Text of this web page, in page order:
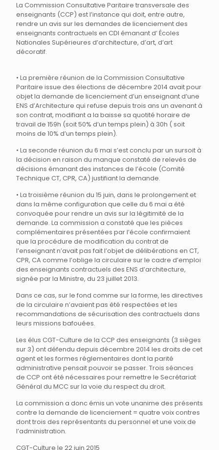
La Commission Consultative Paritaire transversale des
enseignants (CCP) est l’instance qui doit, entre autre,
rendre un avis sur les demandes de licenciement des
enseignants contractuels en CDI émanant d’ Écoles
Nationales Supérieures d’architecture, d’art, d’art
décoratif.
• La première réunion de la Commission Consultative
Paritaire issue des élections de décembre 2014 avait pour
objet la demande de licenciement d’un enseignant d’une
ENS d’Architecture qui refuse depuis trois ans un avenant à
son contrat, modifiant a la baisse sa quotité horaire de
travail de 159h (soit 50% d’un temps plein) à 30h ( soit
moins de 10% d’un temps plein).
• La seconde réunion du 6 mai s’est conclu par un sursoit à
la décision en raison du manque constaté de relevés de
décisions émanant des instances de l’école (Comité
Technique CT, CPR, CA) justifiant la demande.
• La troisième réunion du 15 juin, dans le prolongement et
dans la même configuration que celle du 6 mai a été
convoquée pour rendre un avis sur la légitimité de la
demande. La commission a constaté que les pièces
complémentaires présentées par l’école confirmaient
que la procédure de modification du contrat de
l’enseignant n’avait pas fait l’objet de délibérations en CT,
CPR, CA comme l’oblige la circulaire sur le cadre d’emploi
des enseignants contractuels des ENS d’architecture,
signée par la Ministre, du 23 juillet 2013.
Dans ce cas, sur le fond comme sur la forme, les directives
de la circulaire n’avaient pas été respectées et les
recommandations de sécurisation des contractuels dans
leurs missions bafouées.
Les élus CGT-Culture de la CCP des enseignants (3 sièges
sur 3) ont défendu depuis décembre 2014 les droits de cet
agent et les formes réglementaires dont la parité
administrative pensait pouvoir se passer. Trois séances
de CCP ont été nécessaires pour remettre le Secrétariat
Général du MCC sur la voie du respect du droit.
La commission a donc émis un vote unanime des présents
contre la demande de licenciement = quatre voix contres
dont trois des représentants du personnel et une voix de
l’administration.
CGT-Culture le 22 juin 2015